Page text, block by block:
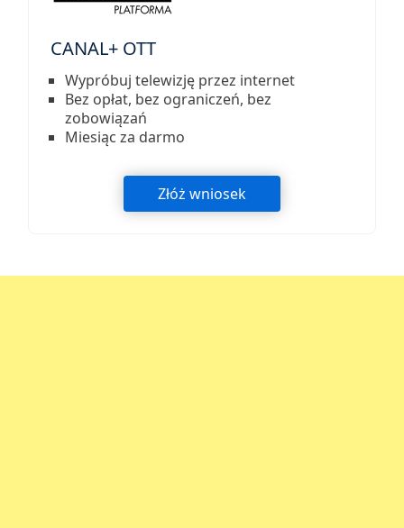
CANAL+ OTT
Wypróbuj telewizję przez internet
Bez opłat, bez ograniczeń, bez
zobowiązań
Miesiąc za darmo
Złóż wniosek